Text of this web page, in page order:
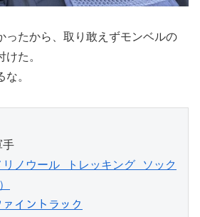
ったから、取り敢えずモンベルの
けた。
。
手
リノウール トレッキング ソック
ァイントラック